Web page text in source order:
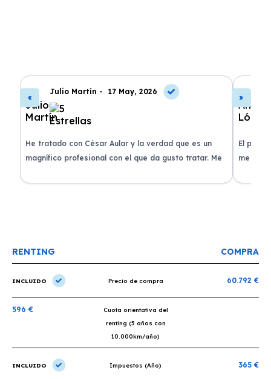
Julio Martín - 17 May, 2026
He tratado con César Aular y la verdad que es un
magnífico profesional con el que da gusto tratar. Me
recomiendo un montón, muchas gracias!
El
me
plazo
RENTING COMPRA
INCLUIDO Precio de compra 60.792 €
596 €
Cuota orientativa del
renting (5 años con
10.000km/año)
INCLUIDO Impuestos (Año) 365 €